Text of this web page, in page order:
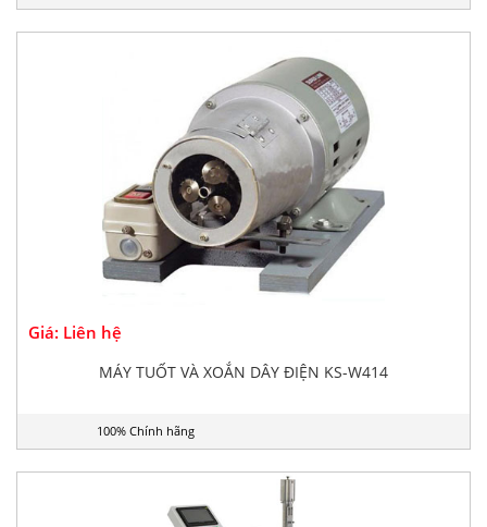
Giá: Liên hệ
MÁY TUỐT VÀ XOẮN DÂY ĐIỆN KS-W414
100% Chính hãng